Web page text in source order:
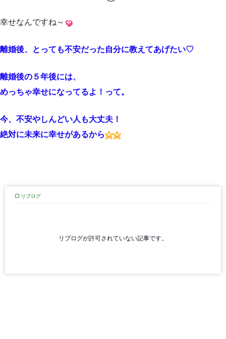
幸せなんですね～
離婚後、とっても不安だった自分に教えてあげたい♡
離婚後の５年後には、
めっちゃ幸せになってるよ！って。
今、不安やしんどい人も大丈夫！
絶対に未来に幸せがあるから